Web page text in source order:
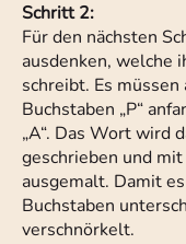
Schritt 2:
Für den nächsten
ausdenken, welche
schreibt. Es
Buchstaben „P“
„A“. Das Wort wird
geschrieben und
ausgemalt. Damit
Buchstaben
verschnörkelt.